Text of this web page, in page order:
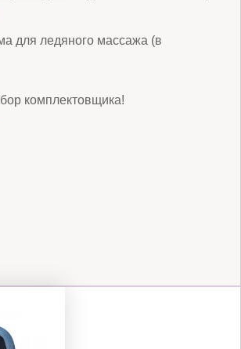
для ледяного массажа (в
комплектовщика!